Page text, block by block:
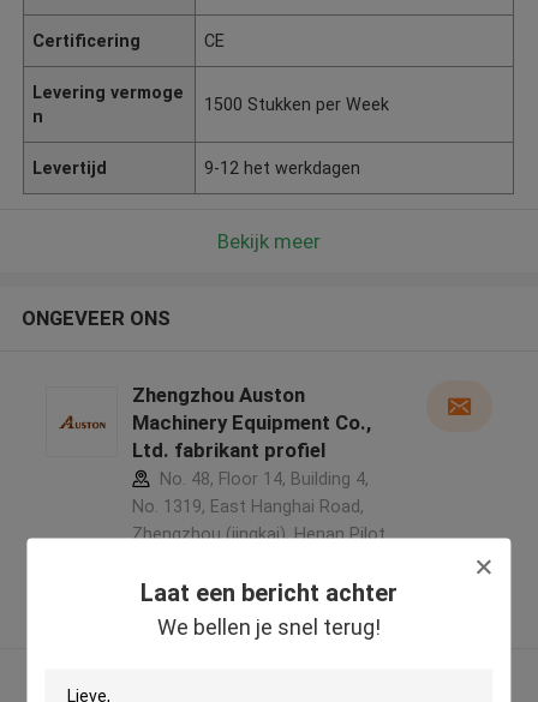
Laat een bericht achter
We bellen je snel terug!
Certificering CE
Levering vermoge
n
1500 Stukken per Week
Levertijd 9-12 het werkdagen
Bekijk meer
ONGEVEER ONS
Zhengzhou Auston
Machinery Equipment Co.,
Ltd. fabrikant profiel
No. 48, Floor 14, Building 4,
No. 1319, East Hanghai Road,
Zhengzhou (jingkai), Henan Pilot
5.0
Geverifieerde Leverancier